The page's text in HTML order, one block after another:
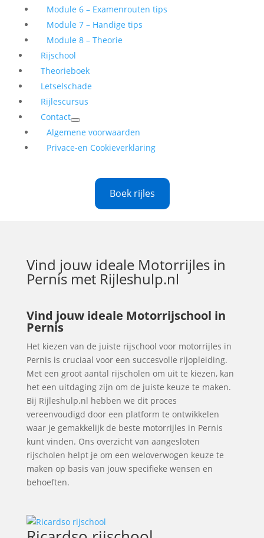
Module 6 – Examenrouten tips
Module 7 – Handige tips
Module 8 – Theorie
Rijschool
Theorieboek
Letselschade
Rijlescursus
Contact
Algemene voorwaarden
Privace-en Cookieverklaring
Boek rijles
Vind jouw ideale Motorrijles in
Pernismet Rijleshulp.nl
Vind jouw ideale Motorrijschool in
Pernis
Het kiezen van de juiste rijschool voor motorrijles in
Pernis is cruciaal voor een succesvolle rijopleiding.
Met een groot aantal rijscholen om uit te kiezen, kan
het een uitdaging zijn om de juiste keuze te maken.
Bij Rijleshulp.nl hebben we dit proces
vereenvoudigd door een platform te ontwikkelen
waar je gemakkelijk de beste motorrijles in Pernis
kunt vinden. Ons overzicht van aangesloten
rijscholen helpt je om een weloverwogen keuze te
maken op basis van jouw specifieke wensen en
behoeften.